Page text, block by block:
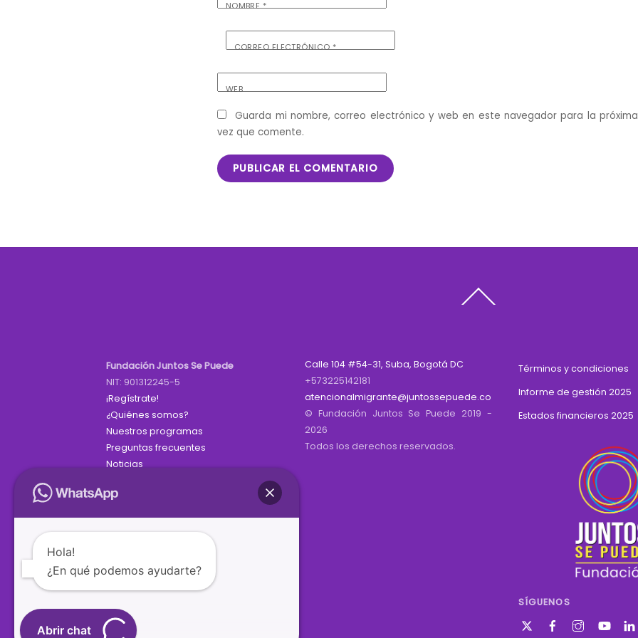
NOMBRE*
CORREO ELECTRÓNICO*
WEB
Guarda mi nombre, correo electrónico y web en este navegador para la próxima
vez que comente.
To
Fundación Juntos Se Puede
NIT: 901312245-5
¡Regístrate!
¿Quiénes somos?
Nuestros programas
Preguntas frecuentes
Noticias
Calle 104 #54-31, Suba, Bogotá DC
+573225142181
atencionalmigrante@juntossepuede.co
© Fundación Juntos Se Puede 2019 -
2026
Todos los derechos reservados.
Términos y condiciones
Informe de gestión 2025
Estados financieros 2025
SÍGUENOS
Hola!
¿En qué podemos ayudarte?
Abrir chat